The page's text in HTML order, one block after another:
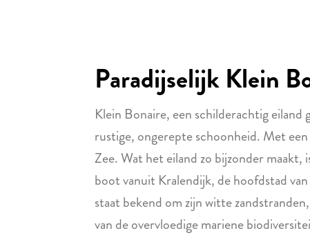
Paradijselijk Klein
Klein Bonaire, een schilderachtig eiland
rustige, ongerepte schoonheid. Met
Zee. Wat het eiland zo bijzonder
boot vanuit Kralendijk, de hoofdstad
staat bekend om zijn witte
van de overvloedige mariene